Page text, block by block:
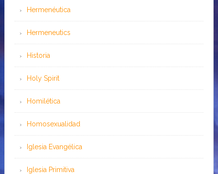
Hermenéutica
Hermeneutics
Historia
Holy Spirit
Homilética
Homosexualidad
Iglesia Evangélica
Iglesia Primitiva